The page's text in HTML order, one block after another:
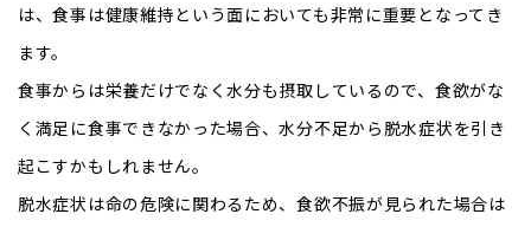
は、食事は健康維持という面においても非常に重要となってき
ます。
食事からは栄養だけでなく水分も摂取しているので、食欲がな
く満足に食事できなかった場合、水分不足から脱水症状を引き
起こすかもしれません。
脱水症状は命の危険に関わるため、食欲不振が見られた場合は